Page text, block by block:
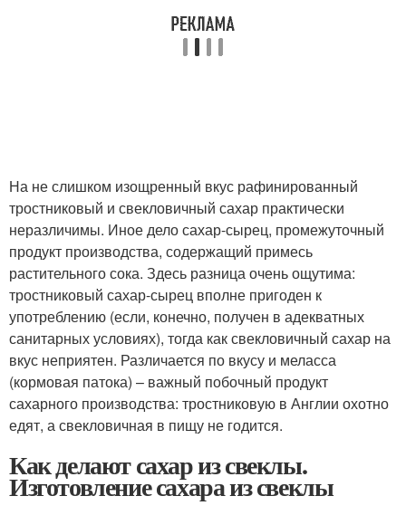
На не слишком изощренный вкус рафинированный
тростниковый и свекловичный сахар практически
неразличимы. Иное дело сахар-сырец, промежуточный
продукт производства, содержащий примесь
растительного сока. Здесь разница очень ощутима:
тростниковый сахар-сырец вполне пригоден к
употреблению (если, конечно, получен в адекватных
санитарных условиях), тогда как свекловичный сахар на
вкус неприятен. Различается по вкусу и меласса
(кормовая патока) – важный побочный продукт
сахарного производства: тростниковую в Англии охотно
едят, а свекловичная в пищу не годится.
Как делают сахар из свеклы.
Изготовление сахара из свеклы